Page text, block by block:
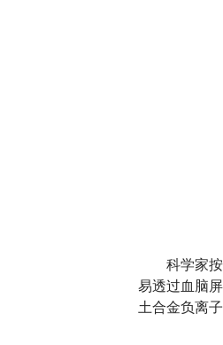
科学家
易透过血脑
土合金负离